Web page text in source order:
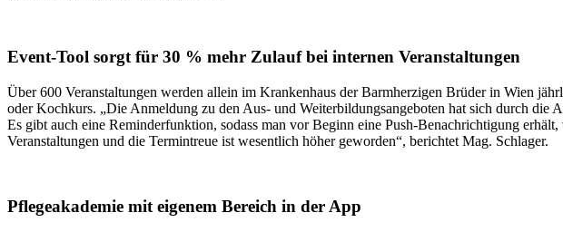
Event-Tool sorgt für 30 % mehr Zulauf bei internen Veranstaltungen
Über 600 Veranstaltungen werden allein im Krankenhaus der Barmherzigen Brüder in Wien
oder Kochkurs. „Die Anmeldung zu den Aus- und Weiterbildungsangeboten hat sich durch die
Es gibt auch eine Reminderfunktion, sodass man vor Beginn eine Push-Benachrichtigung
Veranstaltungen und die Termintreue ist wesentlich höher geworden“, berichtet Mag. Schlager.
Pflegeakademie mit eigenem Bereich in der App